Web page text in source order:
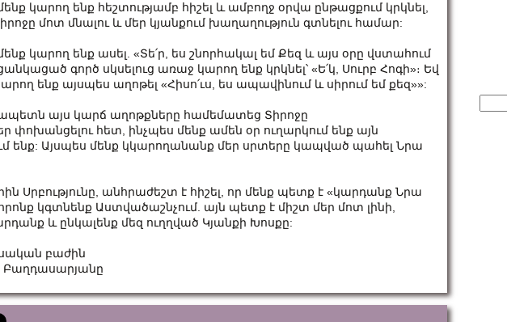
կարող ենք հեշտությամբ հիշել և ամբողջ օրվա ընթացքում կրկնել,
մոտ մնալու և մեր կյանքում խաղաղություն գտնելու համար:
կարող ենք ասել. «Տե՛ր, ես շնորհակալ եմ Քեզ և այս օրը վստահում
գործ սկսելուց առաջ կարող ենք կրկնել՝ «Ե՛կ, Սուրբ Հոգի»։ Եվ
ենք այսպես աղոթել «Հիսո՛ւս, ես ապավինում և սիրում եմ քեզ»»:
այս կարճ աղոթքները համեմատեց Տիրոջը
փոխանցելու հետ, ինչպես մենք ամեն օր ուղարկում ենք այն
ենք: Այսպես մենք կկարողանանք մեր սրտերը կապված պահել Նրա
Սրբությունը, անհրաժեշտ է հիշել, որ մենք պետք է «կարդանք Նրա
կգտնենք Աստվածաշնչում. այն պետք է միշտ մեր մոտ լինի,
և ընկալենք մեզ ուղղված Կյանքի Խոսքը:
բաժին
Բաղդասարյանը
for: